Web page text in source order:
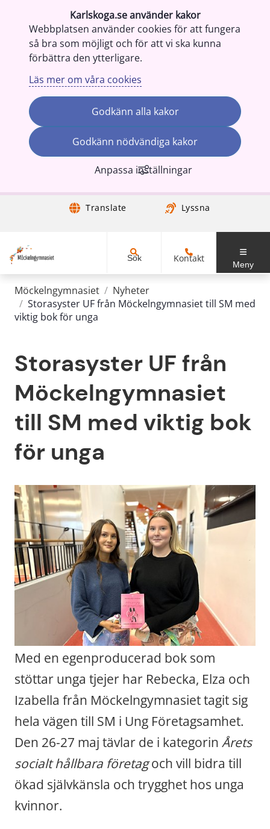
Karlskoga.se använder kakor
Webbplatsen använder cookies för att fungera
så bra som möjligt och för att vi ska kunna
förbättra den ytterligare.
Läs mer om våra cookies
Godkänn alla kakor
Godkänn nödvändiga kakor
Anpassa inställningar
Gå till innehåll Translate Lyssna
Sök Kontakt
Meny
Möckelngymnasiet / Nyheter
/ Storasyster UF från Möckelngymnasiet till SM med
viktig bok för unga
Storasyster UF från
Möckelngymnasiet
till SM med viktig bok
för unga
Med en egenproducerad bok som
stöttar unga tjejer har Rebecka, Elza och
Izabella från Möckelngymnasiet tagit sig
hela vägen till SM i Ung Företagsamhet.
Den 26-27 maj tävlar de i kategorin Årets
socialt hållbara företag och vill bidra till
ökad självkänsla och trygghet hos unga
kvinnor.